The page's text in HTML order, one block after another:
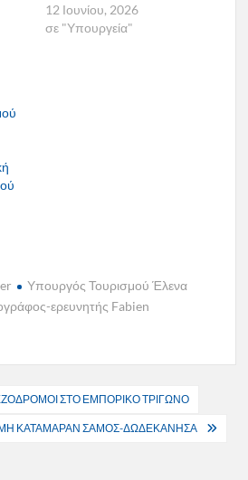
12 Ιουνίου, 2026
σε "Υπουργεία"
Υπουργός Τουρισμού Έλενα
ερευνητής Fabien
ΣΤΟ ΕΜΠΟΡΙΚΟ ΤΡΙΓΩΝΟ
ΚΑΤΑΜΑΡΑΝ ΣΑΜΟΣ-ΔΩΔΕΚΑΝΗΣΑ